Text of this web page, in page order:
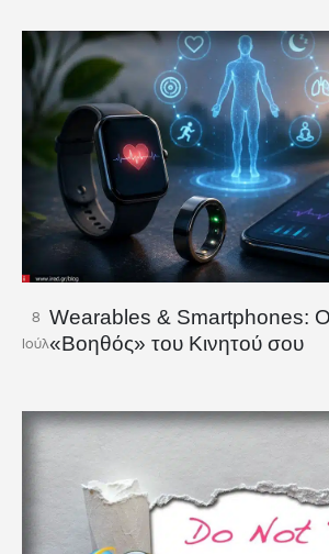
8
Ιούλ
Wearables & Smartphones:
«Βοηθός» του Κινητού σου